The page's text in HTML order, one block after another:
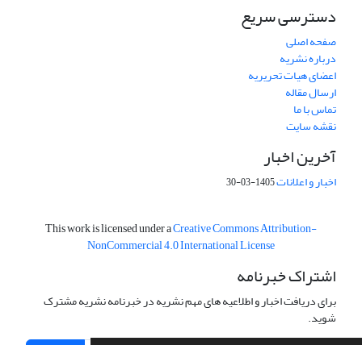
دسترسی سریع
صفحه اصلی
درباره نشریه
اعضای هیات تحریریه
ارسال مقاله
تماس با ما
نقشه سایت
آخرین اخبار
اخبار و اعلانات1405-03-30
This work is licensed under aCreative Commons Attribution-
NonCommercial 4.0 International License
اشتراک خبرنامه
برای دریافت اخبار و اطلاعیه های مهم نشریه در خبرنامه نشریه مشترک
شوید.